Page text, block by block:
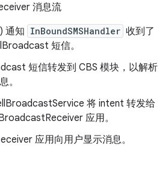
消息流
通知 InBoundSMSHandler 收到了
短信。
短信转发到 CBS 模块，以解析
。
将 intent 转发给
应用。
应用向用户显示消息。